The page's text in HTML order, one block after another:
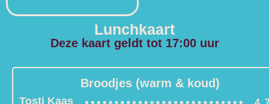
Lunchkaart
Deze kaart geldt tot 17:00 uur
Broodjes (warm & koud)
Tosti Kaas